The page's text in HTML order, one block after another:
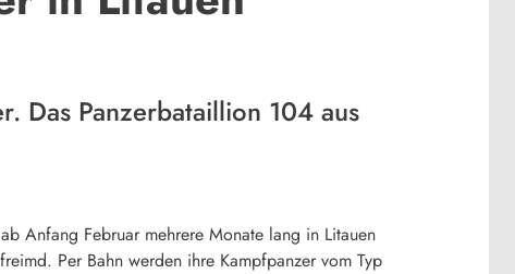
Das Panzerbataillion 104 aus
Anfang Februar mehrere Monate lang in Litauen
Per Bahn werden ihre Kampfpanzer vom Typ